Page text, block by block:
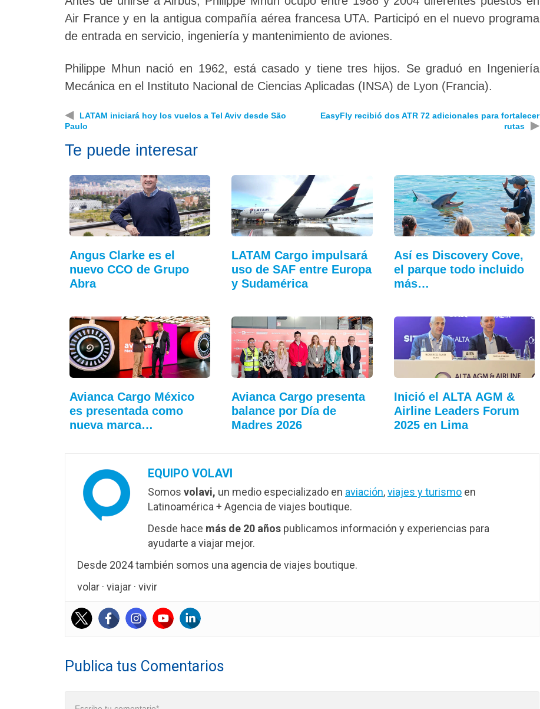
Air France y en la antigua compañía aérea francesa UTA. Participó en el nuevo programa
de entrada en servicio, ingeniería y mantenimiento de aviones.
Philippe Mhun nació en 1962, está casado y tiene tres hijos. Se graduó en Ingeniería
Mecánica en el Instituto Nacional de Ciencias Aplicadas (INSA) de Lyon (Francia).
◀
LATAM iniciará hoy los vuelos a Tel Aviv desde São
Paulo
EasyFly recibió dos ATR 72 adicionales para fortalecer
rutas
▶
Te puede interesar
Angus Clarke es el
nuevo CCO de Grupo
Abra
LATAM Cargo impulsará
uso de SAF entre Europa
y Sudamérica
Así es Discovery Cove,
el parque todo incluido
más…
Avianca Cargo México
es presentada como
nueva marca…
Avianca Cargo presenta
balance por Día de
Madres 2026
Inició el ALTA AGM &
Airline Leaders Forum
2025 en Lima
EQUIPO VOLAVI
Somos volavi, un medio especializado en aviación,viajes y turismo en
Latinoamérica + Agencia de viajes boutique.
Desde hace más de 20 años publicamos información y experiencias para
ayudarte a viajar mejor.
Desde 2024 también somos una agencia de viajes boutique.
volar · viajar · vivir
Publica tus Comentarios